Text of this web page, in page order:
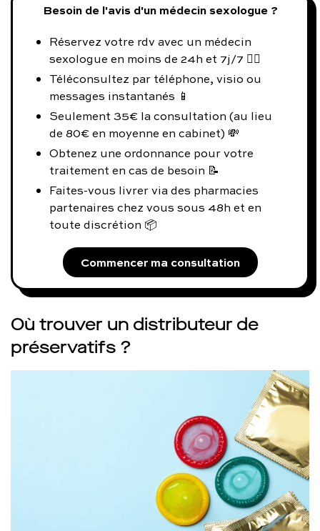
Besoin de l'avis d'un médecin sexologue ?
Réservez votre rdv avec un médecin
sexologue en moins de 24h et 7j/7 👨‍⚕️
Téléconsultez par téléphone, visio ou
messages instantanés 📱
Seulement 35€ la consultation (au lieu
de 80€ en moyenne en cabinet) 💸
Obtenez une ordonnance pour votre
traitement en cas de besoin 📝
Faites-vous livrer via des pharmacies
partenaires chez vous sous 48h et en
toute discrétion 📦
Commencer ma consultation
Où trouver un distributeur de
préservatifs ?